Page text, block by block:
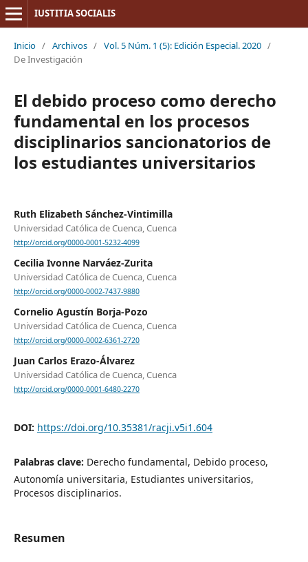
IUSTITIA SOCIALIS
Inicio / Archivos / Vol. 5 Núm. 1 (5): Edición Especial. 2020 /
De Investigación
El debido proceso como derecho
fundamental en los procesos
disciplinarios sancionatorios de
los estudiantes universitarios
Ruth Elizabeth Sánchez-Vintimilla
Universidad Católica de Cuenca, Cuenca
http://orcid.org/0000-0001-5232-4099
Cecilia Ivonne Narváez-Zurita
Universidad Católica de Cuenca, Cuenca
http://orcid.org/0000-0002-7437-9880
Cornelio Agustín Borja-Pozo
Universidad Católica de Cuenca, Cuenca
http://orcid.org/0000-0002-6361-2720
Juan Carlos Erazo-Álvarez
Universidad Católica de Cuenca, Cuenca
http://orcid.org/0000-0001-6480-2270
DOI: https://doi.org/10.35381/racji.v5i1.604
Palabras clave: Derecho fundamental, Debido proceso,
Autonomía universitaria, Estudiantes universitarios,
Procesos disciplinarios.
Resumen